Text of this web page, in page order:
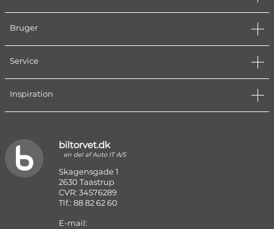
Bruger
Service
Inspiration
biltorvet.dk
en del af Auto IT A/S
Skagensgade 1
2630 Taastrup
CVR: 34576289
Tlf.: 88 82 62 60
E-mail: